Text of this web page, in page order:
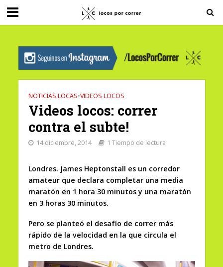
G-0X2PD3RFLV
NOTICIAS LOCAS•VIDEOS LOCOS
Videos locos: correr
contra el subte!
14 diciembre, 2014 1 Tiempo de lectura
Londres. James Heptonstall es un corredor
amateur que declara completar una media
maratón en 1 hora 30 minutos y una maratón
en 3 horas 30 minutos.
Pero se planteó el desafío de correr más
rápido de la velocidad en la que circula el
metro de Londres.